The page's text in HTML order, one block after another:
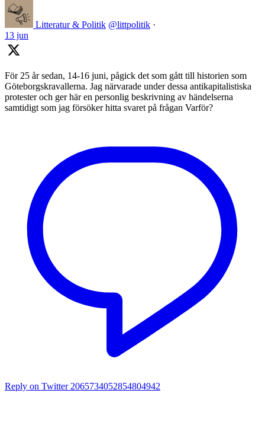
Litteratur & Politik @littpolitik ·
13 jun
För 25 år sedan, 14-16 juni, pågick det som gått till historien som
Göteborgskravallerna. Jag närvarade under dessa antikapitalistiska
protester och ger här en personlig beskrivning av händelserna
samtidigt som jag försöker hitta svaret på frågan Varför?
Reply on Twitter 2065734052854804942